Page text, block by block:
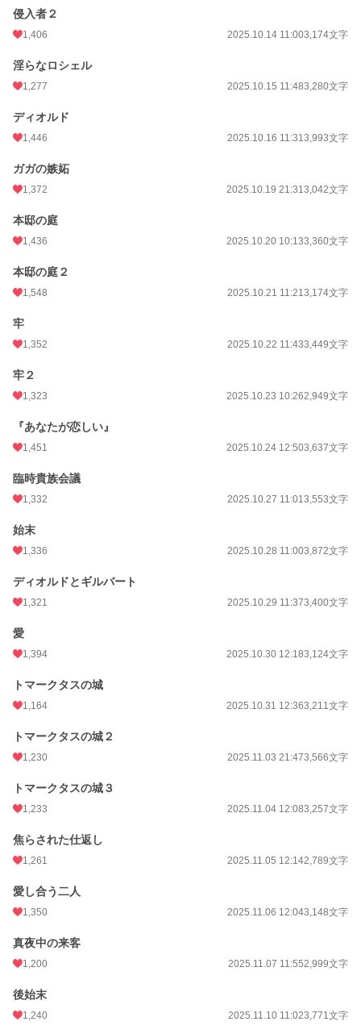
侵入者２
1,406 2025.10.14 11:003,174文字
淫らなロシェル
1,277 2025.10.15 11:483,280文字
ディオルド
1,446 2025.10.16 11:313,993文字
ガガの嫉妬
1,372 2025.10.19 21:313,042文字
本邸の庭
1,436 2025.10.20 10:133,360文字
本邸の庭２
1,548 2025.10.21 11:213,174文字
牢
1,352 2025.10.22 11:433,449文字
牢２
1,323 2025.10.23 10:262,949文字
『あなたが恋しい』
1,451 2025.10.24 12:503,637文字
臨時貴族会議
1,332 2025.10.27 11:013,553文字
始末
1,336 2025.10.28 11:003,872文字
ディオルドとギルバート
1,321 2025.10.29 11:373,400文字
愛
1,394 2025.10.30 12:183,124文字
トマークタスの城
1,164 2025.10.31 12:363,211文字
トマークタスの城２
1,230 2025.11.03 21:473,566文字
トマークタスの城３
1,233 2025.11.04 12:083,257文字
焦らされた仕返し
1,261 2025.11.05 12:142,789文字
愛し合う二人
1,350 2025.11.06 12:043,148文字
真夜中の来客
1,200 2025.11.07 11:552,999文字
後始末
1,240 2025.11.10 11:023,771文字